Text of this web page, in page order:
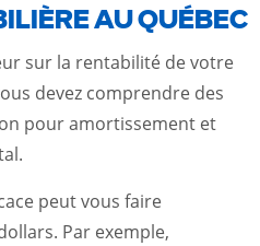
AU QUÉBEC
sur la rentabilité de votre
devez comprendre des
pour amortissement et
peut vous faire
Par exemple,